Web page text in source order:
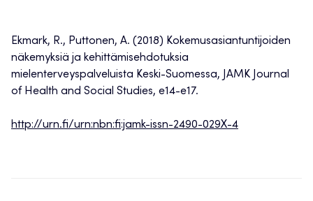
Ekmark, R., Puttonen, A. (2018) Kokemusasiantuntijoiden
näkemyksiä ja kehittämisehdotuksia
mielenterveyspalveluista Keski-Suomessa, JAMK Journal
of Health and Social Studies, e14-e17.
http://urn.fi/urn:nbn:fi:jamk-issn-2490-029X-4